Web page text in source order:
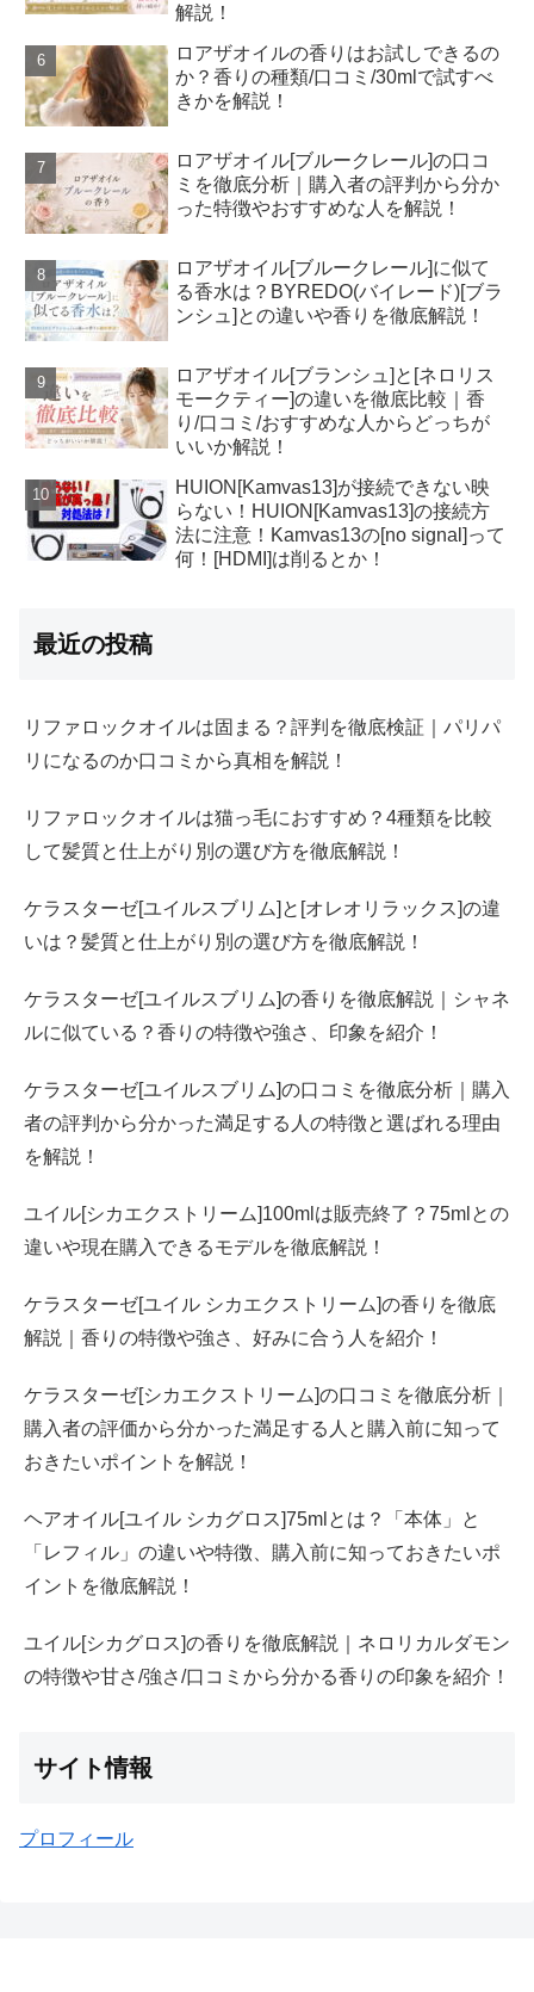
解説！
ロアザオイルの香りはお試しできるの
か？香りの種類/口コミ/30mlで試すべ
きかを解説！
ロアザオイル[ブルークレール]の口コ
ミを徹底分析｜購入者の評判から分か
った特徴やおすすめな人を解説！
ロアザオイル[ブルークレール]に似て
る香水は？BYREDO(バイレード)[ブラ
ンシュ]との違いや香りを徹底解説！
ロアザオイル[ブランシュ]と[ネロリス
モークティー]の違いを徹底比較｜香
り/口コミ/おすすめな人からどっちが
いいか解説！
HUION[Kamvas13]が接続できない映
らない！HUION[Kamvas13]の接続方
法に注意！Kamvas13の[no signal]って
何！[HDMI]は削るとか！
最近の投稿
リファロックオイルは固まる？評判を徹底検証｜パリパ
リになるのか口コミから真相を解説！
リファロックオイルは猫っ毛におすすめ？4種類を比較
して髪質と仕上がり別の選び方を徹底解説！
ケラスターゼ[ユイルスブリム]と[オレオリラックス]の違
いは？髪質と仕上がり別の選び方を徹底解説！
ケラスターゼ[ユイルスブリム]の香りを徹底解説｜シャネ
ルに似ている？香りの特徴や強さ、印象を紹介！
ケラスターゼ[ユイルスブリム]の口コミを徹底分析｜購入
者の評判から分かった満足する人の特徴と選ばれる理由
を解説！
ユイル[シカエクストリーム]100mlは販売終了？75mlとの
違いや現在購入できるモデルを徹底解説！
ケラスターゼ[ユイル シカエクストリーム]の香りを徹底
解説｜香りの特徴や強さ、好みに合う人を紹介！
ケラスターゼ[シカエクストリーム]の口コミを徹底分析｜
購入者の評価から分かった満足する人と購入前に知って
おきたいポイントを解説！
ヘアオイル[ユイル シカグロス]75mlとは？「本体」と
「レフィル」の違いや特徴、購入前に知っておきたいポ
イントを徹底解説！
ユイル[シカグロス]の香りを徹底解説｜ネロリカルダモン
の特徴や甘さ/強さ/口コミから分かる香りの印象を紹介！
サイト情報
プロフィール